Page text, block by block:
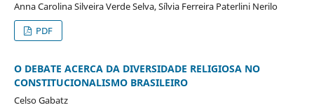
Anna Carolina Silveira Verde Selva, Sílvia Ferreira Paterlini Nerilo
PDF
O DEBATE ACERCA DA DIVERSIDADE RELIGIOSA NO
CONSTITUCIONALISMO BRASILEIRO
Celso Gabatz